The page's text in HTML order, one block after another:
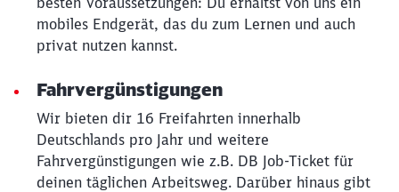
mobiles Endgerät, das du zum Lernen und auch
privat nutzen kannst.
Fahrvergünstigungen
Wir bieten dir 16 Freifahrten innerhalb
Deutschlands pro Jahr und weitere
Fahrvergünstigungen wie z.B. DB Job-Ticket für
deinen täglichen Arbeitsweg. Darüber hinaus gibt